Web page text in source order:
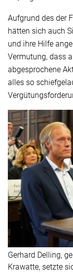
Aufgrund des der
hätten sich auch
und ihre Hilfe
Vermutung, dass
abgesprochene
alles so
Gerhard Delling,
Krawatte, setzte